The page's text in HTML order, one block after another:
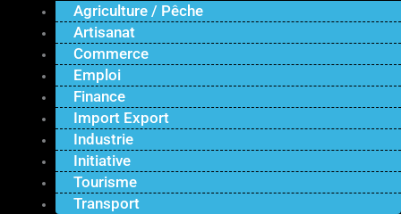
Agriculture / Pêche
Artisanat
Commerce
Emploi
Finance
Import Export
Industrie
Initiative
Tourisme
Transport